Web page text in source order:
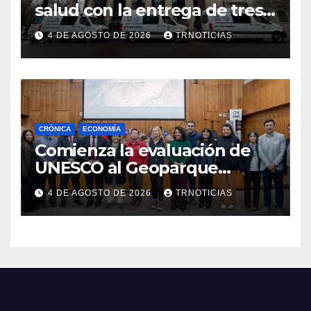
salud con la entrega de tres
nuevas ambulancias para
Cauquenes y Sagrada Familia
4 DE AGOSTO DE 2026 TRNOTICIAS
CRÓNICA ECONOMÍA
Comienza la evaluación de
UNESCO al Geoparque
Aspirante Pillanmapu en el
Maule
4 DE AGOSTO DE 2026 TRNOTICIAS